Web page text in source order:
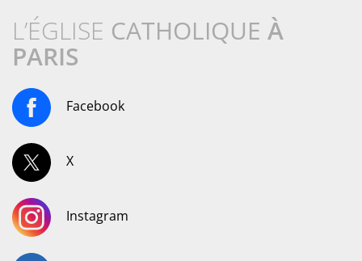
L’ÉGLISE CATHOLIQUE À
PARIS
Facebook
X
Instagram